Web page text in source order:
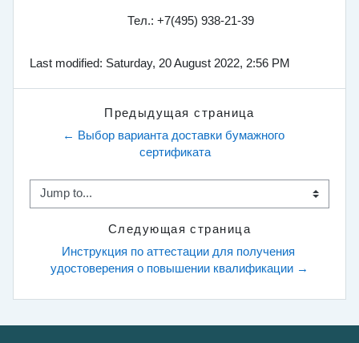
Тел.: +7(495) 938-21-39
Last modified: Saturday, 20 August 2022, 2:56 PM
Предыдущая страница
← Выбор варианта доставки бумажного
сертификата
Jump to...
Следующая страница
Инструкция по аттестации для получения
удостоверения о повышении квалификации →